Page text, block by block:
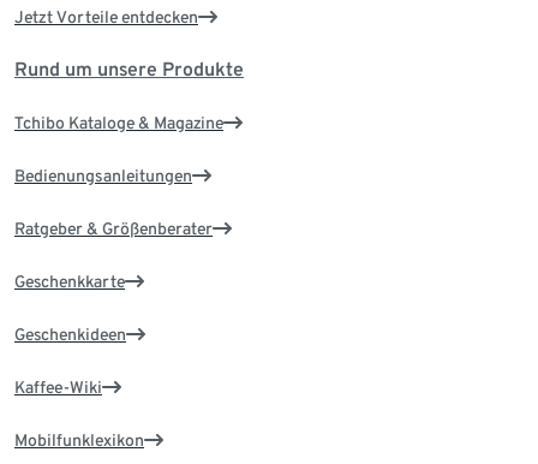
Jetzt Vorteile entdecken
Rund um unsere Produkte
Tchibo Kataloge & Magazine
Bedienungsanleitungen
Ratgeber & Größenberater
Geschenkkarte
Geschenkideen
Kaffee-Wiki
Mobilfunklexikon